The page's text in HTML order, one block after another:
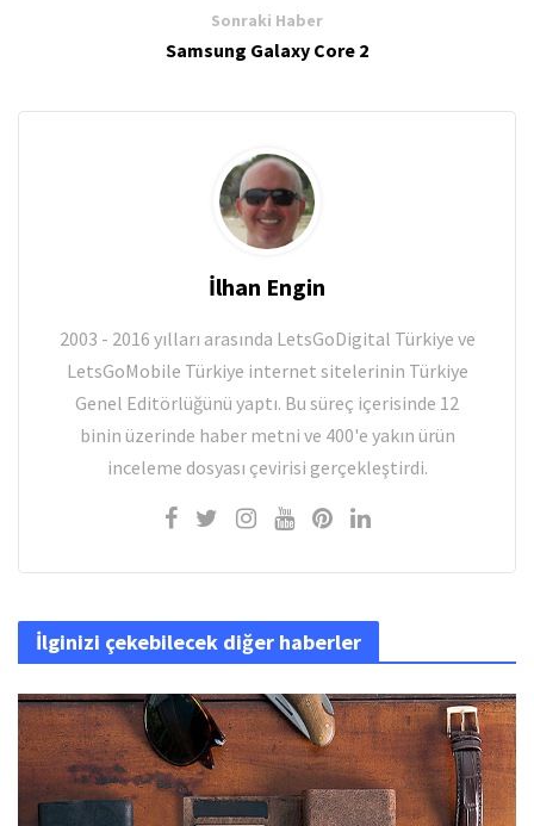
Sonraki Haber
Samsung Galaxy Core 2
İlhan Engin
2003 - 2016 yılları arasında LetsGoDigital Türkiye ve
LetsGoMobile Türkiye internet sitelerinin Türkiye
Genel Editörlüğünü yaptı. Bu süreç içerisinde 12
binin üzerinde haber metni ve 400'e yakın ürün
inceleme dosyası çevirisi gerçekleştirdi.
İlginizi çekebilecek diğer haberler